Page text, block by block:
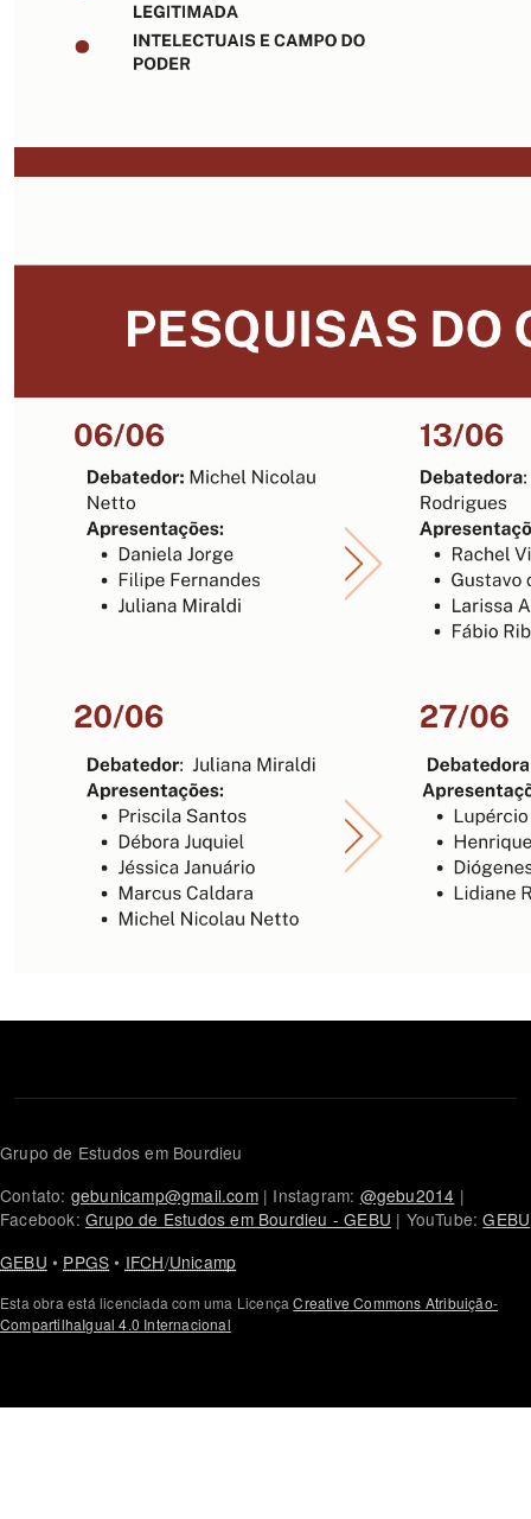
Grupo de Estudos em Bourdieu
Contato: gebunicamp@gmail.com| Instagram: @gebu2014 |
Facebook: Grupo de Estudos em Bourdieu - GEBU | YouTube:GEBU
GEBU • PPGS • IFCH/Unicamp
Esta obra está licenciada com uma LicençaCreative Commons Atribuição-
CompartilhaIgual 4.0 Internacional